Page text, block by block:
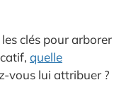
clés pour arborer
quelle
vous lui attribuer ?